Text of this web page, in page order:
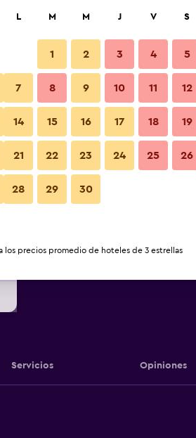
Edificio
Fotos
Servicios Opiniones
L M M J V S
1 2 3 4 5
7 8 9 10 11 12
14 15 16 17 18 19
21 22 23 24 25 26
28 29 30
los precios promedio de hoteles de 3 estrellas